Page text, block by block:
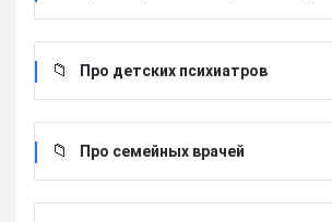
Про детских психиатров
Про семейных врачей